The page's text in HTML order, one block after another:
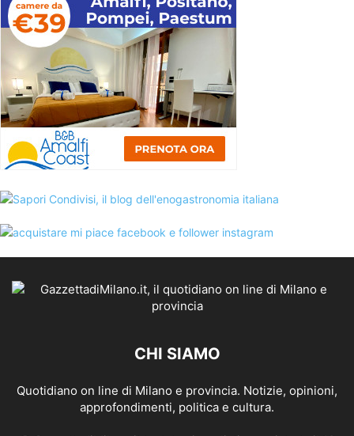
CHI SIAMO
Quotidiano on line di Milano e provincia. Notizie, opinioni,
approfondimenti, politica e cultura.